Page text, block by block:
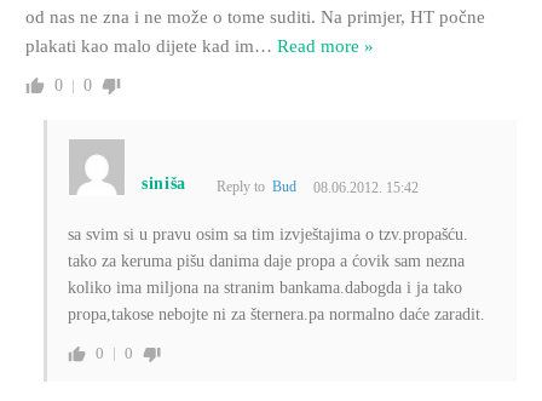
od nas ne zna i ne može o tome suditi. Na primjer, HT počne
plakati kao malo dijete kad im… Read more »
0 0
siniša Reply toBud 08.06.2012. 15:42
sa svim si u pravu osim sa tim izvještajima o tzv.propašću.
tako za keruma pišu danima daje propa a ćovik sam nezna
koliko ima miljona na stranim bankama.dabogda i ja tako
propa,takose nebojte ni za šternera.pa normalno daće zaradit.
0 0